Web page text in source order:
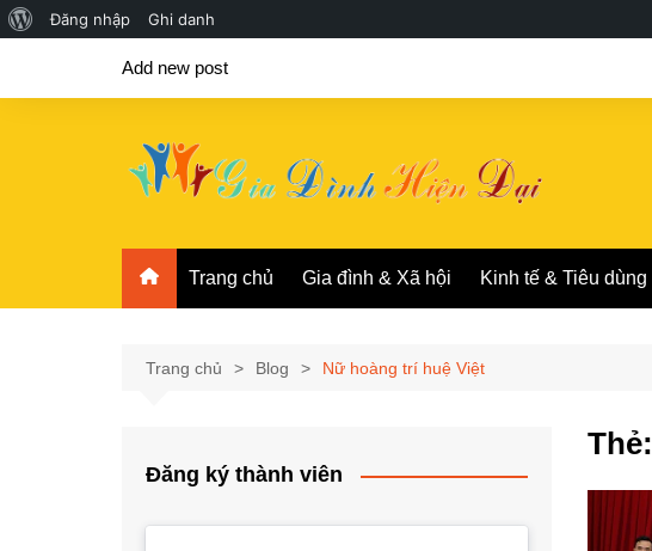
Giới
về
Đăng nhập Ghi danh
Add new post
Trang chủ Gia đình & Xã hội Kinh tế & Tiêu dùng
Trang chủ Blog Nữ hoàng trí huệ Việt
Thẻ:
Đăng ký thành viên